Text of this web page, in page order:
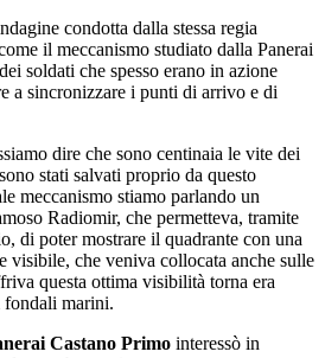
condotta dalla stessa regia
il meccanismo studiato dalla Panerai
soldati che spesso erano in azione
a sincronizzare i punti di arrivo e di
dire che sono centinaia le vite dei
stati salvati proprio da questo
meccanismo stiamo parlando un
Radiomir, che permetteva, tramite
di poter mostrare il quadrante con una
visibile, che veniva collocata anche sulle
questa ottima visibilità torna era
fondali marini.
Castano Primo interessò in